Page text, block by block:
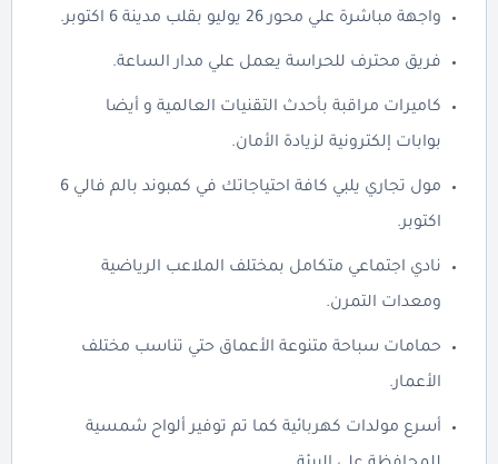
واجهة مباشرة علي محور 26 يوليو بقلب مدينة 6 اكتوبر.
فريق محترف للحراسة يعمل علي مدار الساعة.
كاميرات مراقبة بأحدث التقنيات العالمية و أيضا
بوابات إلكترونية لزيادة الأمان.
مول تجاري يلبي كافة احتياجاتك في كمبوند بالم فالي 6
اكتوبر.
نادي اجتماعي متكامل بمختلف الملاعب الرياضية
ومعدات التمرن.
حمامات سباحة متنوعة الأعماق حتي تناسب مختلف
الأعمار.
أسرع مولدات كهربائية كما تم توفير ألواح شمسية